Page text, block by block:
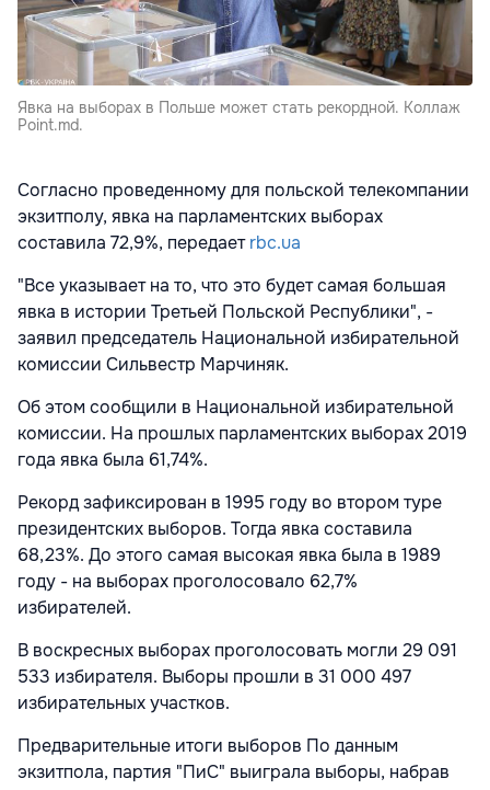
Явка на выборах в Польше может стать рекордной. Коллаж
Point.md.
Согласно проведенному для польской телекомпании
экзитполу, явка на парламентских выборах
составила 72,9%, передаетrbc.ua
"Все указывает на то, что это будет самая большая
явка в истории Третьей Польской Республики", -
заявил председатель Национальной избирательной
комиссии Сильвестр Марчиняк.
Об этом сообщили в Национальной избирательной
комиссии. На прошлых парламентских выборах 2019
года явка была 61,74%.
Рекорд зафиксирован в 1995 году во втором туре
президентских выборов. Тогда явка составила
68,23%. До этого самая высокая явка была в 1989
году - на выборах проголосовало 62,7%
избирателей.
В воскресных выборах проголосовать могли 29 091
533 избирателя. Выборы прошли в 31 000 497
избирательных участков.
Предварительные итоги выборов По данным
экзитпола, партия "ПиС" выиграла выборы, набрав